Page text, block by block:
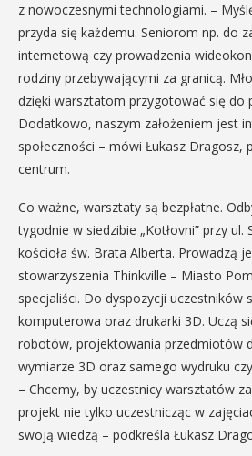
z nowoczesnymi technologiami. –
przyda się każdemu. Seniorom np. do
internetową czy prowadzenia
rodziny przebywającymi za granicą.
dzięki warsztatom przygotować się do
Dodatkowo, naszym założeniem jest
społeczności – mówi Łukasz Dragosz,
centrum.
Co ważne, warsztaty są bezpłatne.
tygodnie w siedzibie „Kotłovni” przy ul.
kościoła św. Brata Alberta. Prowadzą
stowarzyszenia Thinkville – Miasto
specjaliści. Do dyspozycji uczestników
komputerowa oraz drukarki 3D. Uczą
robotów, projektowania przedmiotów
wymiarze 3D oraz samego wydruku
– Chcemy, by uczestnicy warsztatów
projekt nie tylko uczestnicząc w
swoją wiedzą – podkreśla Łukasz